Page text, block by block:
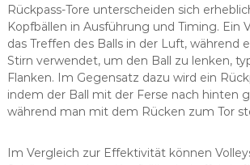
Rückpass-Tore unterscheiden sich
Kopfbällen in Ausführung und Timing. Ein
das Treffen des Balls in der Luft, während
Stirn verwendet, um den Ball zu lenken,
Flanken. Im Gegensatz dazu wird ein
indem der Ball mit der Ferse nach hinten
während man mit dem Rücken zum Tor
Im Vergleich zur Effektivität können